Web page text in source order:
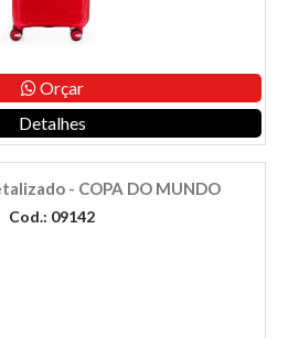
Orçar
Detalhes
- COPA DO MUNDO
Cod.: 09142